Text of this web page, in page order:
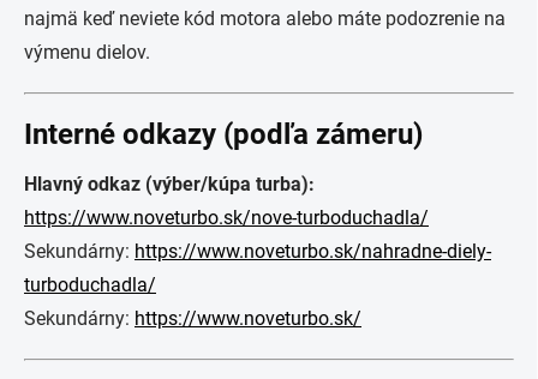
najmä keď neviete kód motora alebo máte podozrenie na
výmenu dielov.
Interné odkazy (podľa zámeru)
Hlavný odkaz (výber/kúpa turba):
https://www.noveturbo.sk/nove-turboduchadla/
Sekundárny: https://www.noveturbo.sk/nahradne-diely-
turboduchadla/
Sekundárny: https://www.noveturbo.sk/